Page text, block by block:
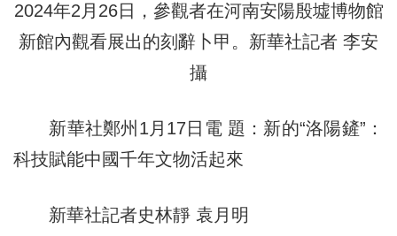
2024年2月26日，參觀者在河南安陽殷墟博物館
新館內觀看展出的刻辭卜甲。新華社記者 李安
攝
新華社鄭州1月17日電 題：新的“洛陽鏟”：
科技賦能中國千年文物活起來
新華社記者史林靜 袁月明